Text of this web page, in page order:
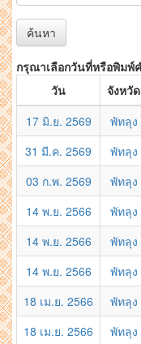
ค้นหา
กรุณาเลือกวันที่หรือพิมพ์
วัน
จังหวัด
17 มิ.ย. 2569
พัทลุง
31 มี.ค. 2569
พัทลุง
03 ก.พ. 2569
พัทลุง
14 พ.ย. 2566
พัทลุง
14 พ.ย. 2566
พัทลุง
14 พ.ย. 2566
พัทลุง
18 เม.ย. 2566
พัทลุง
18 เม.ย. 2566
พัทลุง